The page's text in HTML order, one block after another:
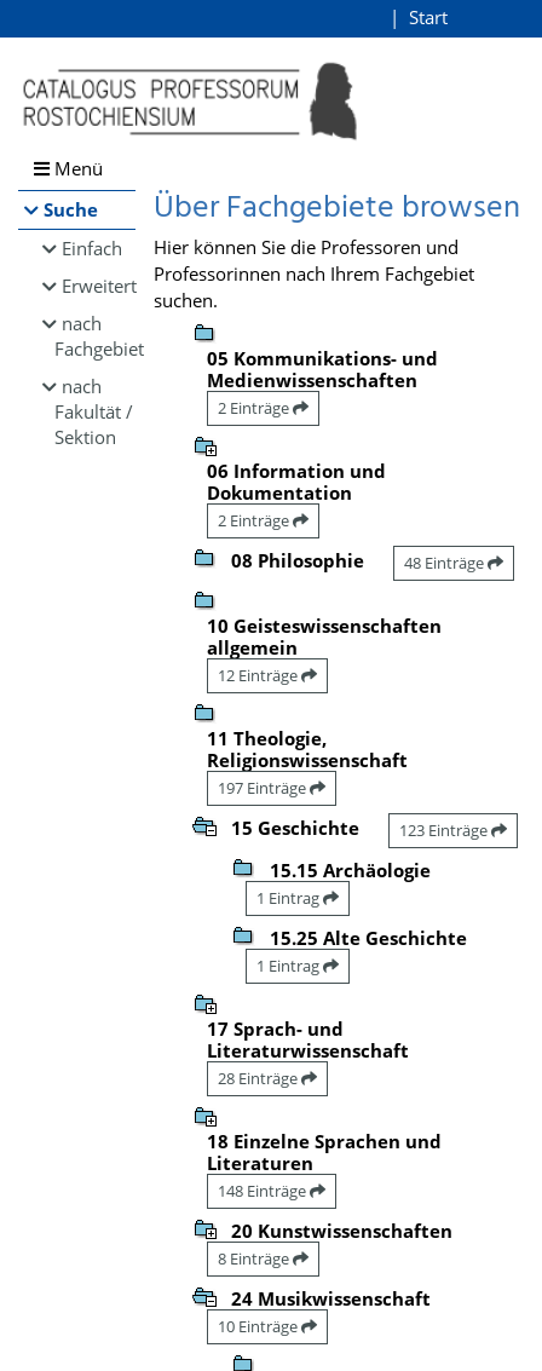
Browsen
direkt zum Inhalt
Start
Menü
Suche
Einfach
Erweitert
nach
Fachgebiet
nach
Fakultät /
Sektion
Über Fachgebiete browsen
Hier können Sie die Professoren und
Professorinnen nach Ihrem Fachgebiet
suchen.
05 Kommunikations- und
Medienwissenschaften
2 Einträge
06 Information und
Dokumentation
2 Einträge
08 Philosophie 48 Einträge
10 Geisteswissenschaften
allgemein
12 Einträge
11 Theologie,
Religionswissenschaft
197 Einträge
15 Geschichte 123 Einträge
15.15 Archäologie
1 Eintrag
15.25 Alte Geschichte
1 Eintrag
17 Sprach- und
Literaturwissenschaft
28 Einträge
18 Einzelne Sprachen und
Literaturen
148 Einträge
20 Kunstwissenschaften
8 Einträge
24 Musikwissenschaft
10 Einträge